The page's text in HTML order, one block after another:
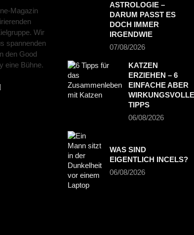
Magazin
Wir
spannenden
den Good
eine Bühne.
ASTROLOGIE –
DARUM PASST ES
DOCH IMMER
IRGENDWIE
07/08/2026
KATZEN
ERZIEHEN – 6
EINFACHE ABER
WIRKUNGSVOLLE
TIPPS
06/08/2026
WAS SIND
EIGENTLICH INCELS?
06/08/2026